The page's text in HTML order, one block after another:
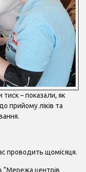
– показали, як
прийому ліків та
проводить щомісяця.
“Мережа центрів